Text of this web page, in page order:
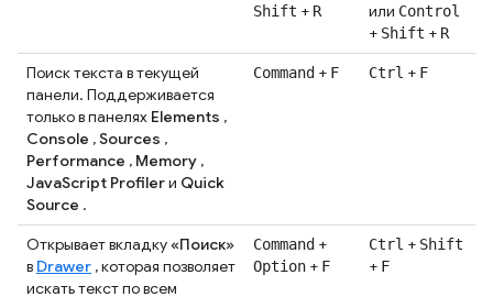
Shift + R или Control
+ Shift + R
Поиск текста в текущей
панели. Поддерживается
только в панелях Elements ,
Console ,Sources ,
Performance , Memory ,
JavaScript Profilerи Quick
Source .
Command + F Ctrl + F
Открывает вкладку«Поиск»
в Drawer , которая позволяет
искать текст по всем
Command +
Option + F
Ctrl + Shift
+ F